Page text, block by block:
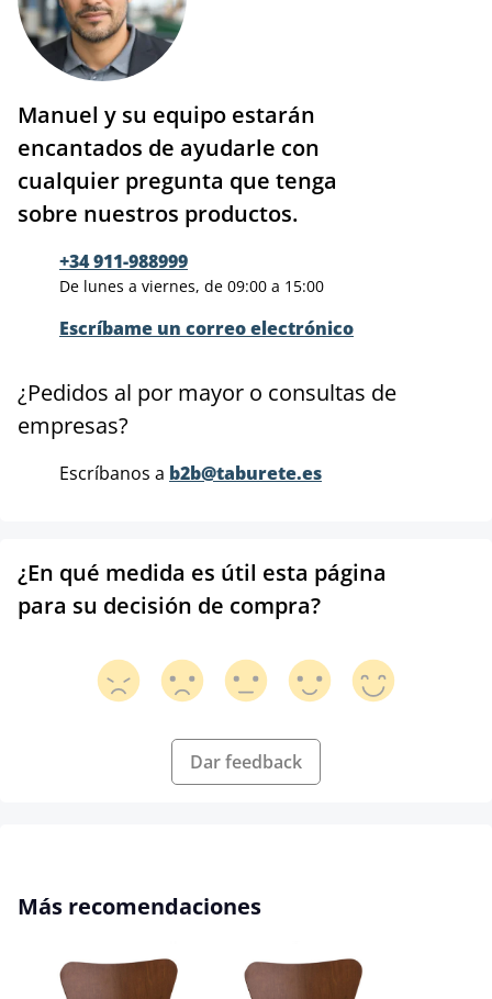
Manuel y su equipo estarán
encantados de ayudarle con
cualquier pregunta que tenga
sobre nuestros productos.
+34 911-988999
De lunes a viernes, de 09:00 a 15:00
Escríbame un correo electrónico
¿Pedidos al por mayor o consultas de
empresas?
Escríbanos a b2b@taburete.es
¿En qué medida es útil esta página
para su decisión de compra?
Dar feedback
Omitir la galería de productos
Más recomendaciones